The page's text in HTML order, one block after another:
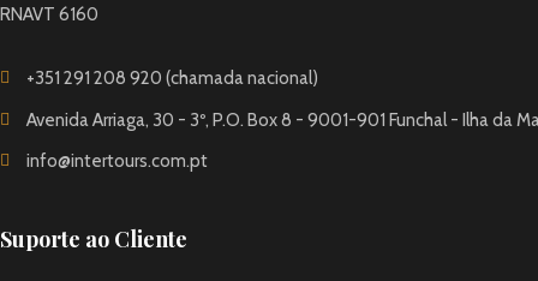
RNAVT 6160
+351 291 208 920 (chamada nacional)
Avenida Arriaga, 30 - 3º, P.O. Box 8 - 9001-901 Funchal - Ilha da
info@intertours.com.pt
Suporte ao Cliente